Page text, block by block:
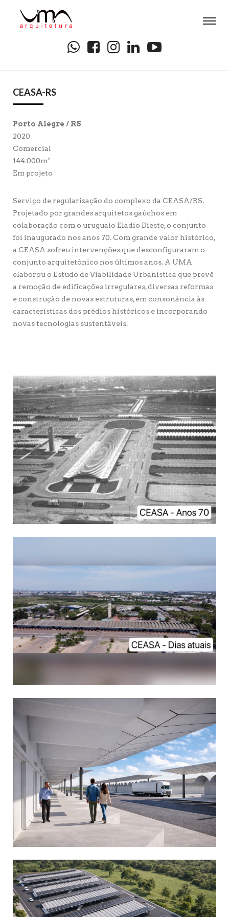
CEASA-RS
Porto Alegre / RS
2020
Comercial
144.000m²
Em projeto
Serviço de regularização do complexo da CEASA/RS.
Projetado por grandes arquitetos gaúchos em
colaboração com o uruguaio Eladio Dieste, o conjunto
foi inaugurado nos anos 70. Com grande valor histórico,
a CEASA sofreu intervenções que desconfiguraram o
conjunto arquitetônico nos últimos anos. A UMA
elaborou o Estudo de Viabilidade Urbanística que prevê
a remoção de edificações irregulares, diversas reformas
e construção de novas estruturas, em consonância às
características dos prédios históricos e incorporando
novas tecnologias sustentáveis.